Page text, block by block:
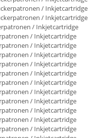
/ Inkjetcartridge
/ Inkjetcartridge
/ Inkjetcartridge
/ Inkjetcartridge
/ Inkjetcartridge
/ Inkjetcartridge
/ Inkjetcartridge
/ Inkjetcartridge
/ Inkjetcartridge
/ Inkjetcartridge
/ Inkjetcartridge
/ Inkjetcartridge
/ Inkjetcartridge
/ Inkjetcartridge